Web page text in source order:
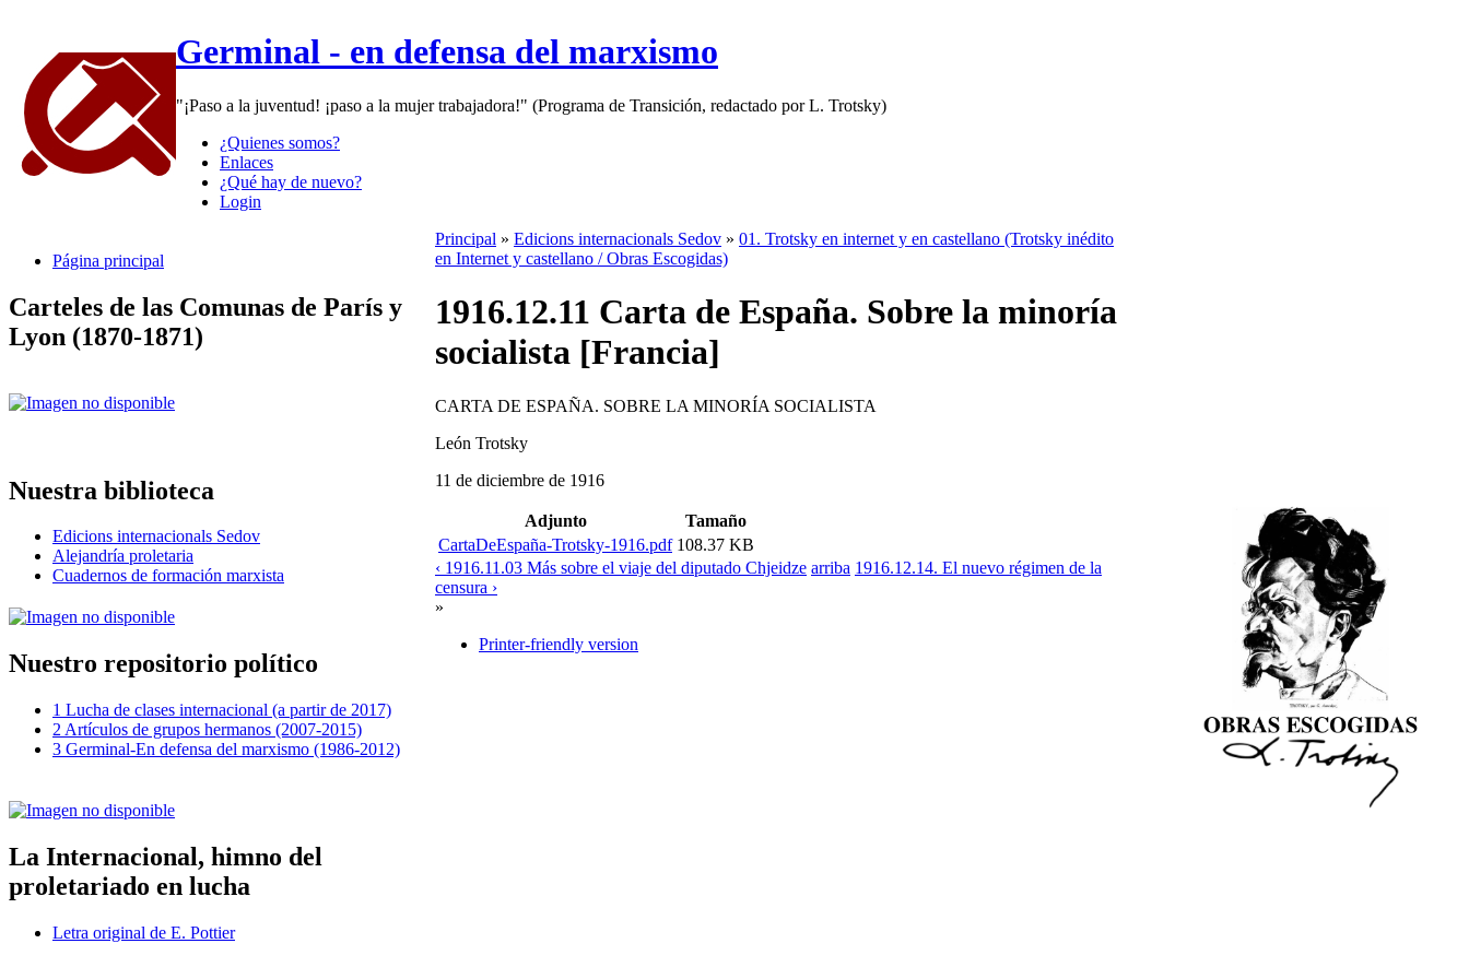
Germinal - en defensa del marxismo
"¡Paso a la juventud! ¡paso a la mujer trabajadora!" (Programa de Transición, redactado por L. Trotsky)
¿Quienes somos?
Enlaces
¿Qué hay de nuevo?
Login
Página principal
Carteles de las Comunas de París y
Lyon (1870-1871)
Nuestra biblioteca
Edicions internacionals Sedov
Alejandría proletaria
Cuadernos de formación marxista
Nuestro repositorio político
1 Lucha de clases internacional (a partir de 2017)
2 Artículos de grupos hermanos (2007-2015)
3 Germinal-En defensa del marxismo (1986-2012)
La Internacional, himno del
proletariado en lucha
Letra original de E. Pottier
Principal » Edicions internacionals Sedov » 01. Trotsky en internet y en castellano (Trotsky inédito
en Internet y castellano / Obras Escogidas)
1916.12.11 Carta de España. Sobre la minoría
socialista [Francia]
CARTA DE ESPAÑA. SOBRE LA MINORÍA SOCIALISTA
León Trotsky
11 de diciembre de 1916
Adjunto
Tamaño
CartaDeEspaña-Trotsky-1916.pdf 108.37 KB
‹ 1916.11.03 Más sobre el viaje del diputado Chjeidze arriba 1916.12.14. El nuevo régimen de la
censura ›
»
Printer-friendly version